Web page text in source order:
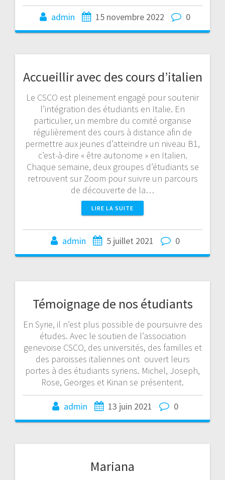
admin 15 novembre 2022 0
Accueillir avec des cours d’italien
Le CSCO est pleinement engagé pour soutenir
l’intégration des étudiants en Italie. En
particulier, un membre du comité organise
régulièrement des cours à distance afin de
permettre aux jeunes d’atteindre un niveau B1,
c’est-à-dire « être autonome » en Italien.
Chaque semaine, deux groupes d’étudiants se
retrouvent sur Zoom pour suivre un parcours
de découverte de la…
LIRE LA SUITE
admin 5 juillet 2021 0
Témoignage de nos étudiants
En Syrie, il n’est plus possible de poursuivre des
études. Avec le soutien de l’association
genevoise CSCO, des universités, des familles et
des paroisses italiennes ont ouvert leurs
portes à des étudiants syriens. Michel, Joseph,
Rose, Georges et Kinan se présentent.
admin 13 juin 2021 0
Mariana